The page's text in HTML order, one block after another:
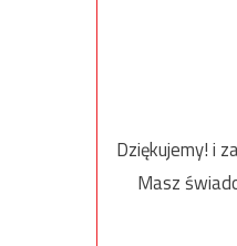
Dziękujemy! i
Masz